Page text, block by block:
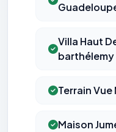
Villa Haut
barthélemy
Terrain
Maison